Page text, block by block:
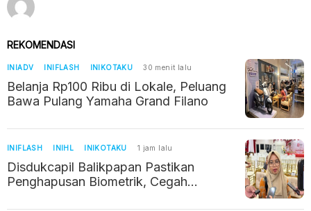
REKOMENDASI
INIADV INIFLASH INIKOTAKU 30 menit lalu
Belanja Rp100 Ribu di Lokale, Peluang
Bawa Pulang Yamaha Grand Filano
INIFLASH INIHL INIKOTAKU 1 jam lalu
Disdukcapil Balikpapan Pastikan
Penghapusan Biometrik, Cegah